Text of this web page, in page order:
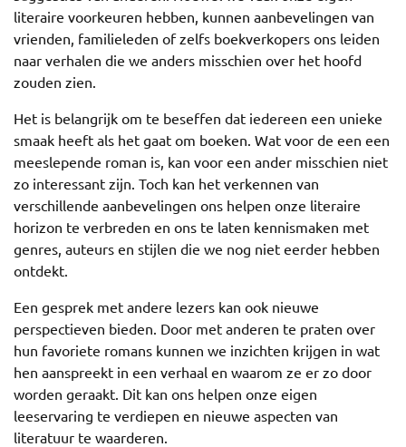
literaire voorkeuren hebben, kunnen aanbevelingen van
vrienden, familieleden of zelfs boekverkopers ons leiden
naar verhalen die we anders misschien over het hoofd
zouden zien.
Het is belangrijk om te beseffen dat iedereen een unieke
smaak heeft als het gaat om boeken. Wat voor de een een
meeslepende roman is, kan voor een ander misschien niet
zo interessant zijn. Toch kan het verkennen van
verschillende aanbevelingen ons helpen onze literaire
horizon te verbreden en ons te laten kennismaken met
genres, auteurs en stijlen die we nog niet eerder hebben
ontdekt.
Een gesprek met andere lezers kan ook nieuwe
perspectieven bieden. Door met anderen te praten over
hun favoriete romans kunnen we inzichten krijgen in wat
hen aanspreekt in een verhaal en waarom ze er zo door
worden geraakt. Dit kan ons helpen onze eigen
leeservaring te verdiepen en nieuwe aspecten van
literatuur te waarderen.